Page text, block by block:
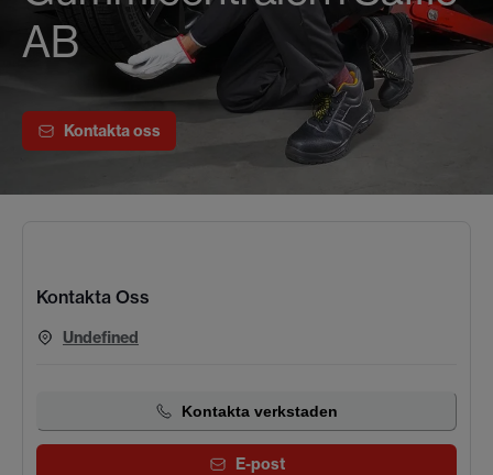
AB
Kontakta oss
Kontakta Oss
Undefined
Kontakta verkstaden
E-post